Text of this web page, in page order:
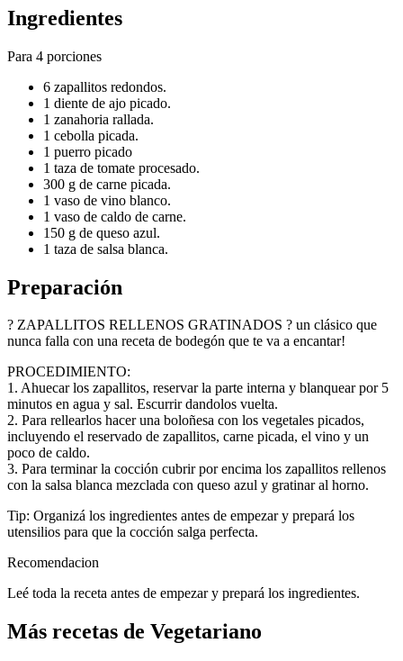
Ingredientes
Para 4 porciones
6 zapallitos redondos.
1 diente de ajo picado.
1 zanahoria rallada.
1 cebolla picada.
1 puerro picado
1 taza de tomate procesado.
300 g de carne picada.
1 vaso de vino blanco.
1 vaso de caldo de carne.
150 g de queso azul.
1 taza de salsa blanca.
Preparación
? ZAPALLITOS RELLENOS GRATINADOS ? un clásico que
nunca falla con una receta de bodegón que te va a encantar!
PROCEDIMIENTO:
1. Ahuecar los zapallitos, reservar la parte interna y blanquear por 5
minutos en agua y sal. Escurrir dandolos vuelta.
2. Para rellearlos hacer una boloñesa con los vegetales picados,
incluyendo el reservado de zapallitos, carne picada, el vino y un
poco de caldo.
3. Para terminar la cocción cubrir por encima los zapallitos rellenos
con la salsa blanca mezclada con queso azul y gratinar al horno.
Tip: Organizá los ingredientes antes de empezar y prepará los
utensilios para que la cocción salga perfecta.
Recomendacion
Leé toda la receta antes de empezar y prepará los ingredientes.
Más recetas de Vegetariano